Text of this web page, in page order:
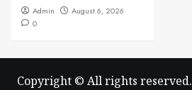
Admin
August 6, 2026
0
Copyright © All rights reserved.